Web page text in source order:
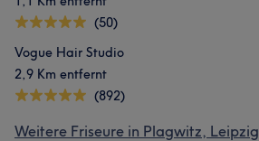
(50)
Vogue Hair Studio
2,9 Km entfernt
(892)
Weitere Friseure in Plagwitz, Leipzig